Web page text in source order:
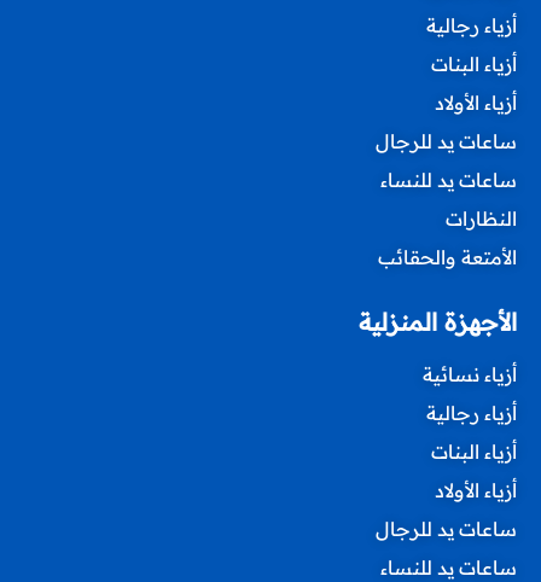
أزياء رجالية
أزياء البنات
أزياء الأولاد
ساعات يد للرجال
ساعات يد للنساء
النظارات
الأمتعة والحقائب
الأجهزة المنزلية
أزياء نسائية
أزياء رجالية
أزياء البنات
أزياء الأولاد
ساعات يد للرجال
ساعات يد للنساء